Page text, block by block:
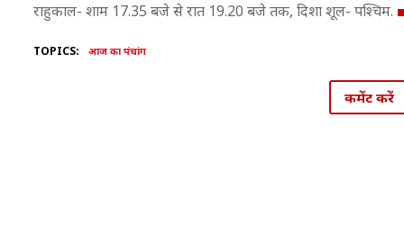
राहुकाल- शाम 17.35 बजे से रात 19.20 बजे तक, दिशा शूल- पश्चिम.
TOPICS: आज का पंचांग
कमेंट करें